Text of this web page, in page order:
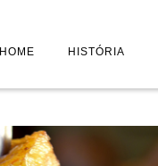
HOME HISTÓRIA